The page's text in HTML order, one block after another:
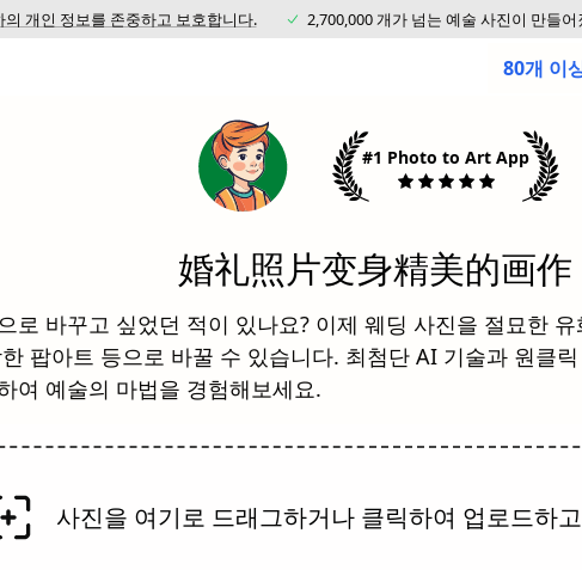
의 개인 정보를 존중하고 보호합니다. 2,700,000 개가 넘는 예술 사진이 만들
80개 이
#1 Photo to Art App
婚礼照片变身精美的画作
로 바꾸고 싶었던 적이 있나요? 이제 웨딩 사진을 절묘한
팝아트 등으로 바꿀 수 있습니다. 최첨단 AI 기술과 원클
여 예술의 마법을 경험해보세요.
사진을 여기로 드래그하거나 클릭하여 업로드하